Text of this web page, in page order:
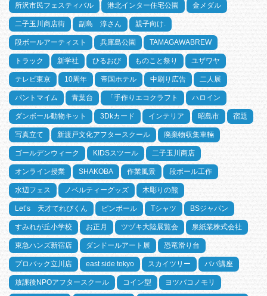
所沢市民フェスティバル 港北インター住宅公園 金メダル
二子玉川商店街 副島 淳さん 親子向け.
段ボールアーティスト 兵庫島公園 TAMAGAWABREW
トラック 新学社 ひるおび ものこと祭り ユザワヤ
テレビ東京 10周年 帝国ホテル 中刷り広告 二人展
パントマイム 青葉台 「手作りエコクラフト ハロイン
ダンボール動物キット 3Dkカード インテリア 昭島市 宿題
写真立て 新渡戸文化アフタースクール 廃棄物収集車輛
ゴールデンウィーク KIDSスツール 二子玉川商店
オンライン授業 SHAKOBA 作業風景 段ボール工作
水辺フェス ノベルティーグッズ 木彫りの熊
Let’s 天才てれびくん ピンボール Tシャツ BSジャパン
すみれが丘小学校 お正月 ツヅキ大陸展覧会 泉紙業株式会社
東急ハンズ新宿店 ダンドールアート展 恐竜滑り台
プロパック立川店 east side tokyo スカイツリー パパ講座
放課後NPOアフタースクール コイン型 ヨツバコノモリ